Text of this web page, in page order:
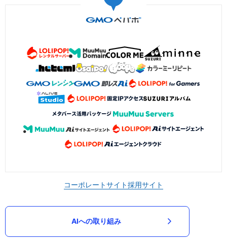
コーポレートサイト採用サイト
AIへの取り組み